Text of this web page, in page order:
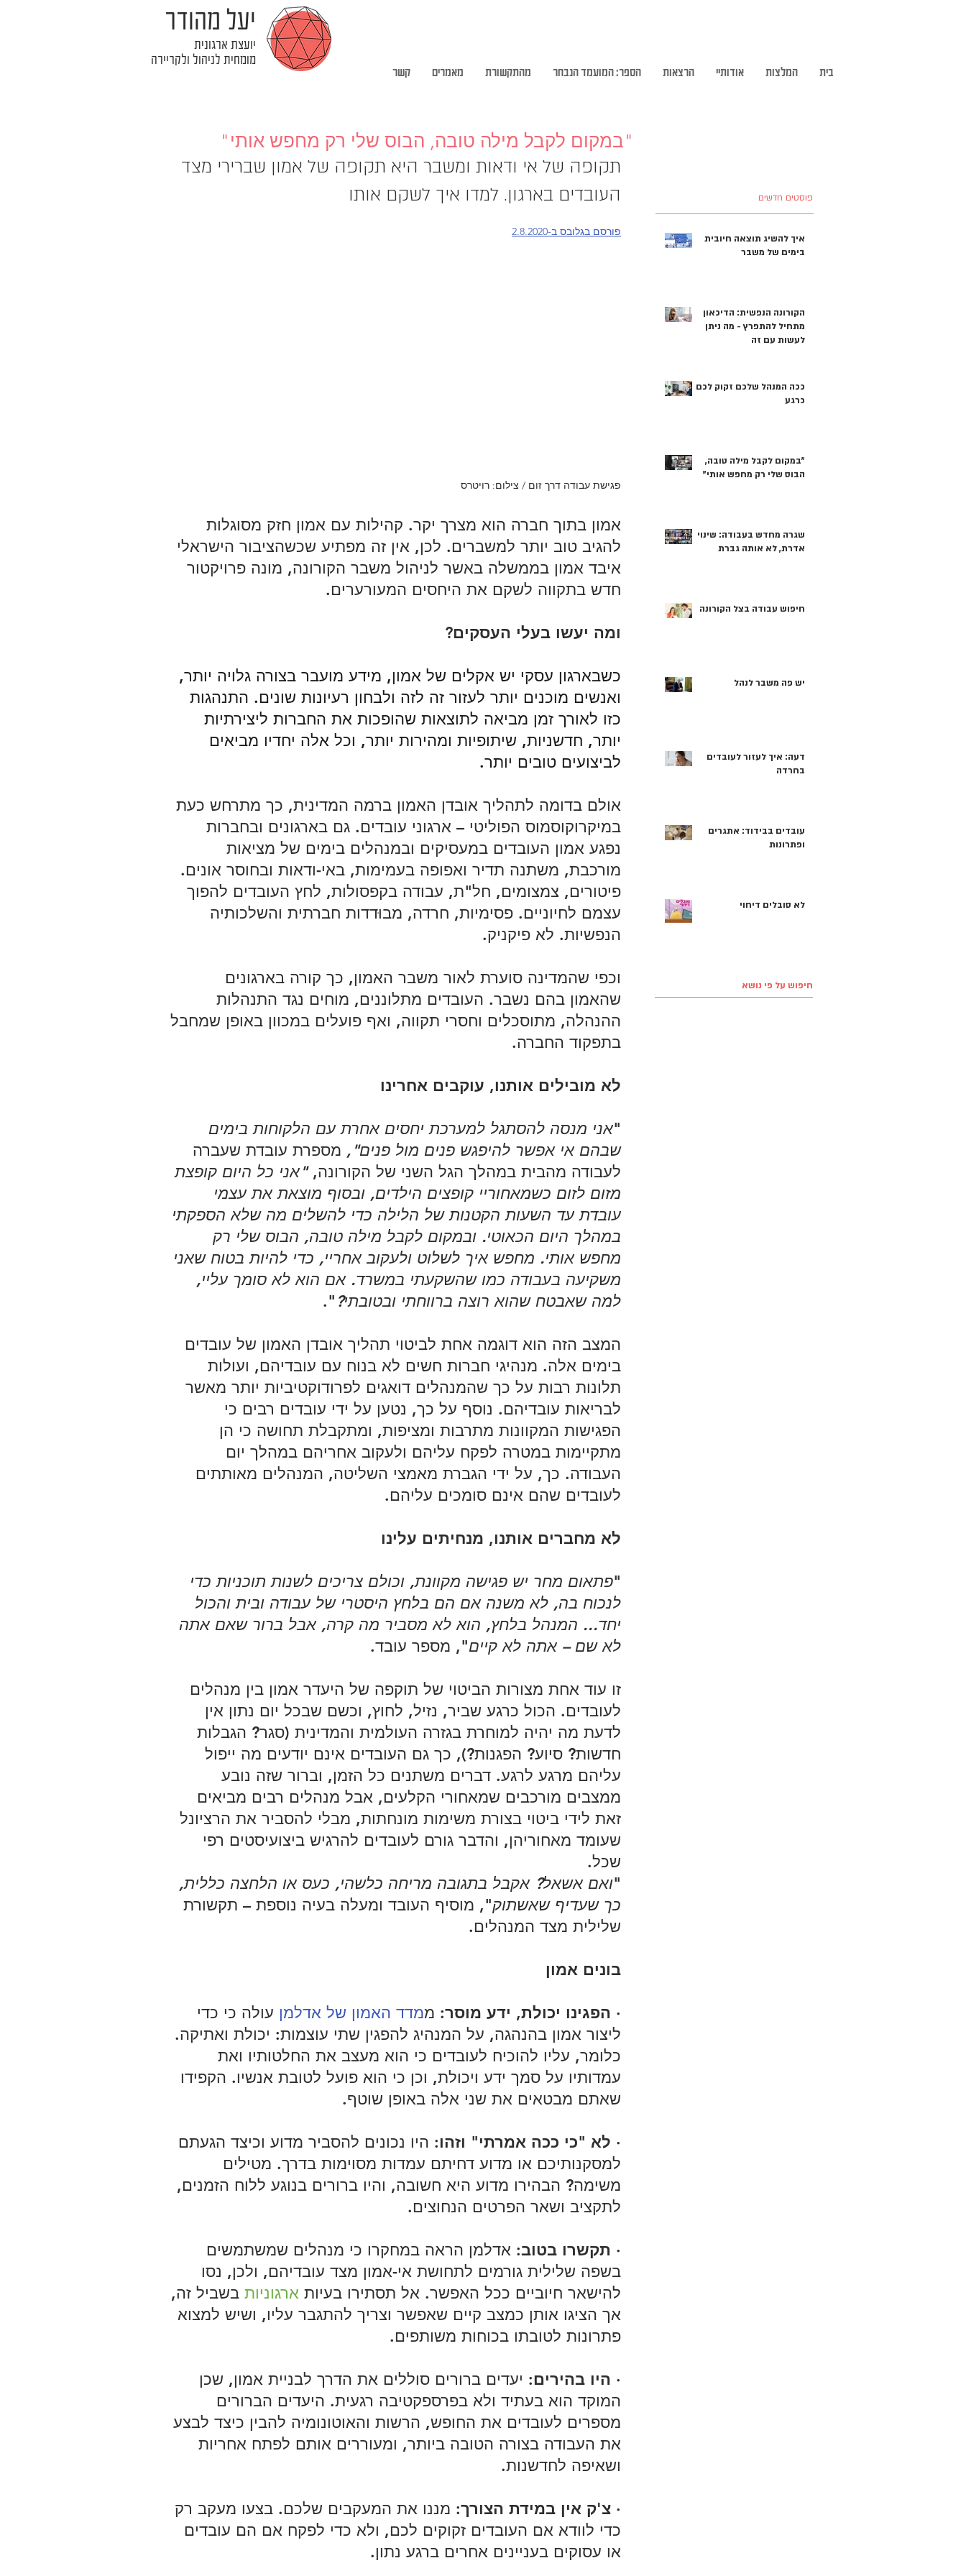
יעל מהודר
יועצת ארגונית
מומחית לניהול ולקריירה
בית המלצות אודותיי הרצאות הספר: המועמד הנבחר מהתקשורת מאמרים קשר
"במקום לקבל מילה טובה, הבוס שלי רק מחפש אותי"
תקופה של אי ודאות ומשבר היא תקופה של אמון שברירי מצד
העובדים בארגון. למדו איך לשקם אותו
פורסם בגלובס ב-2.8.2020
פגישת עבודה דרך זום / צילום: רויטרס
אמון בתוך חברה הוא מצרך יקר. קהילות עם אמון חזק מסוגלות
להגיב טוב יותר למשברים. לכן, אין זה מפתיע שכשהציבור הישראלי
איבד אמון בממשלה באשר לניהול משבר הקורונה, מונה פרויקטור
חדש בתקווה לשקם את היחסים המעורערים.
ומה יעשו בעלי העסקים?
כשבארגון עסקי יש אקלים של אמון, מידע מועבר בצורה גלויה יותר,
ואנשים מוכנים יותר לעזור זה לזה ולבחון רעיונות שונים. התנהגות
כזו לאורך זמן מביאה לתוצאות שהופכות את החברות ליצירתיות
יותר, חדשניות, שיתופיות ומהירות יותר, וכל אלה יחדיו מביאים
לביצועים טובים יותר.
אולם בדומה לתהליך אובדן האמון ברמה המדינית, כך מתרחש כעת
במיקרוקוסמוס הפוליטי – ארגוני עובדים. גם בארגונים ובחברות
נפגע אמון העובדים במעסיקים ובמנהלים בימים של מציאות
מורכבת, משתנה תדיר ואפופה בעמימות, באי-ודאות ובחוסר אונים.
פיטורים, צמצומים, חל"ת, עבודה בקפסולות, לחץ העובדים להפוך
עצמם לחיוניים. פסימיות, חרדה, מבוּדדות חברתית והשלכותיה
הנפשיות. לא פיקניק.
וכפי שהמדינה סוערת לאור משבר האמון, כך קורה בארגונים
שהאמון בהם נשבר. העובדים מתלוננים, מוחים נגד התנהלות
ההנהלה, מתוסכלים וחסרי תקווה, ואף פועלים במכוון באופן שמחבל
בתפקוד החברה.
לא מובילים אותנו, עוקבים אחרינו
"אני מנסה להסתגל למערכת יחסים אחרת עם הלקוחות בימים
שבהם אי אפשר להיפגש פנים מול פנים", מספרת עובדת שעברה
לעבודה מהבית במהלך הגל השני של הקורונה, "אני כל היום קופצת
מזום לזום כשמאחוריי קופצים הילדים, ובסוף מוצאת את עצמי
עובדת עד השעות הקטנות של הלילה כדי להשלים מה שלא הספקתי
במהלך היום הכאוטי. ובמקום לקבל מילה טובה, הבוס שלי רק
מחפש אותי. מחפש איך לשלוט ולעקוב אחריי, כדי להיות בטוח שאני
משקיעה בעבודה כמו שהשקעתי במשרד. אם הוא לא סומך עליי,
למה שאבטח שהוא רוצה ברווחתי ובטובתי? ".
המצב הזה הוא דוגמה אחת לביטוי תהליך אובדן האמון של עובדים
בימים אלה. מנהיגי חברות חשים לא בנוח עם עובדיהם, ועולות
תלונות רבות על כך שהמנהלים דואגים לפרודוקטיביות יותר מאשר
לבריאות עובדיהם. נוסף על כך, נטען על ידי עובדים רבים כי
הפגישות המקוונות מתרבות ומציפות, ומתקבלת תחושה כי הן
מתקיימות במטרה לפקח עליהם ולעקוב אחריהם במהלך יום
העבודה. כך, על ידי הגברת מאמצי השליטה, המנהלים מאותתים
לעובדים שהם אינם סומכים עליהם.
לא מחברים אותנו, מנחיתים עלינו
"פתאום מחר יש פגישה מקוונת, וכולם צריכים לשנות תוכניות כדי
לנכוח בה, לא משנה אם הם בלחץ היסטרי של עבודה ובית והכול
יחד... המנהל בלחץ, הוא לא מסביר מה קרה, אבל ברור שאם אתה
לא שם – אתה לא קיים", מספר עובד.
זו עוד אחת מצורות הביטוי של תוקפה של היעדר אמון בין מנהלים
לעובדים. הכול כרגע שביר, נזיל, לחוץ, וכשם שבכל יום נתון אין
לדעת מה יהיה למוחרת בגזרה העולמית והמדינית (סגר? הגבלות
חדשות? סיוע? הפגנות?), כך גם העובדים אינם יודעים מה ייפול
עליהם מרגע לרגע. דברים משתנים כל הזמן, וברור שזה נובע
ממצבים מורכבים שמאחורי הקלעים, אבל מנהלים רבים מביאים
זאת לידי ביטוי בצורת משימות מונחתות, מבלי להסביר את הרציונל
שעומד מאחוריהן, והדבר גורם לעובדים להרגיש ביצועיסטים רפי
שכל.
"ואם אשאל? אקבל בתגובה מריחה כלשהי, כעס או הלחצה כללית,
כך שעדיף שאשתוק", מוסיף העובד ומעלה בעיה נוספת – תקשורת
שלילית מצד המנהלים.
בונים אמון
· הפגינו יכולת, ידע מוסר: ממדד האמון של אדלמן עולה כי כדי
ליצור אמון בהנהגה, על המנהיג להפגין שתי עוצמות: יכולת ואתיקה.
כלומר, עליו להוכיח לעובדים כי הוא מעצב את החלטותיו ואת
עמדותיו על סמך ידע ויכולת, וכן כי הוא פועל לטובת אנשיו. הקפידו
שאתם מבטאים את שני אלה באופן שוטף.
· לא "כי ככה אמרתי" וזהו: היו נכונים להסביר מדוע וכיצד הגעתם
למסקנותיכם או מדוע דחיתם עמדות מסוימות בדרך. מטילים
משימה? הבהירו מדוע היא חשובה, והיו ברורים בנוגע ללוח הזמנים,
לתקציב ושאר הפרטים הנחוצים.
· תקשרו בטוב: אדלמן הראה במחקרו כי מנהלים שמשתמשים
בשפה שלילית גורמים לתחושת אי-אמון מצד עובדיהם, ולכן, נסו
להישאר חיוביים ככל האפשר. אל תסתירו בעיות ארגוניות בשביל זה,
אך הציגו אותן כמצב קיים שאפשר וצריך להתגבר עליו, ושיש למצוא
פתרונות לטובתו בכוחות משותפים.
· היו בהירים: יעדים ברורים סוללים את הדרך לבניית אמון, שכן
המוקד הוא בעתיד ולא בפרספקטיבה רגעית. היעדים הברורים
מספרים לעובדים את החופש, הרשות והאוטונומיה להבין כיצד לבצע
את העבודה בצורה הטובה ביותר, ומעוררים אותם לפתח אחריות
ושאיפה לחדשנות.
· צ'ק אין במידת הצורך: מננו את המעקבים שלכם. בצעו מעקב רק
כדי לוודא אם העובדים זקוקים לכם, ולא כדי לפקח אם הם עובדים
או עסוקים בעניינים אחרים ברגע נתון.
פוסטים חדשים
איך להשיג תוצאה חיובית
בימים של משבר
הקורונה הנפשית: הדיכאון
מתחיל להתפרץ - מה ניתן
לעשות עם זה
ככה המנהל שלכם זקוק לכם
כרגע
"במקום לקבל מילה טובה,
הבוס שלי רק מחפש אותי"
שגרה מחדש בעבודה: שינוי
אדרת, לא אותה גברת
חיפוש עבודה בצל הקורונה
יש פה משבר לנהל
דעה: איך לעזור לעובדים
בחרדה
עובדים בבידוד: אתגרים
ופתרונות
לא סובלים דיחוי
חיפוש על פי נושא